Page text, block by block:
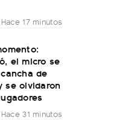
Hace 17 minutos
el micro se
de
se olvidaron
Hace 31 minutos